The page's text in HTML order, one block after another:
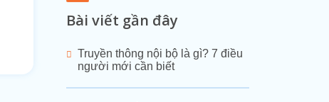
Bài viết gần đây
Truyền thông nội bộ là gì? 7 điều
người mới cần biết